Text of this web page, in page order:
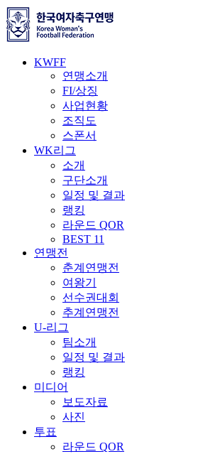
KWFF
연맹소개
FI/상징
사업현황
조직도
스폰서
WK리그
소개
구단소개
일정 및 결과
랭킹
라운드 QOR
BEST 11
연맹전
춘계연맹전
여왕기
선수권대회
추계연맹전
U-리그
팀소개
일정 및 결과
랭킹
미디어
보도자료
사진
투표
라운드 QOR